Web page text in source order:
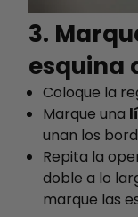
3.
esquina
Coloque la
Marque una
unan los
Repita la
doble a lo
marque las